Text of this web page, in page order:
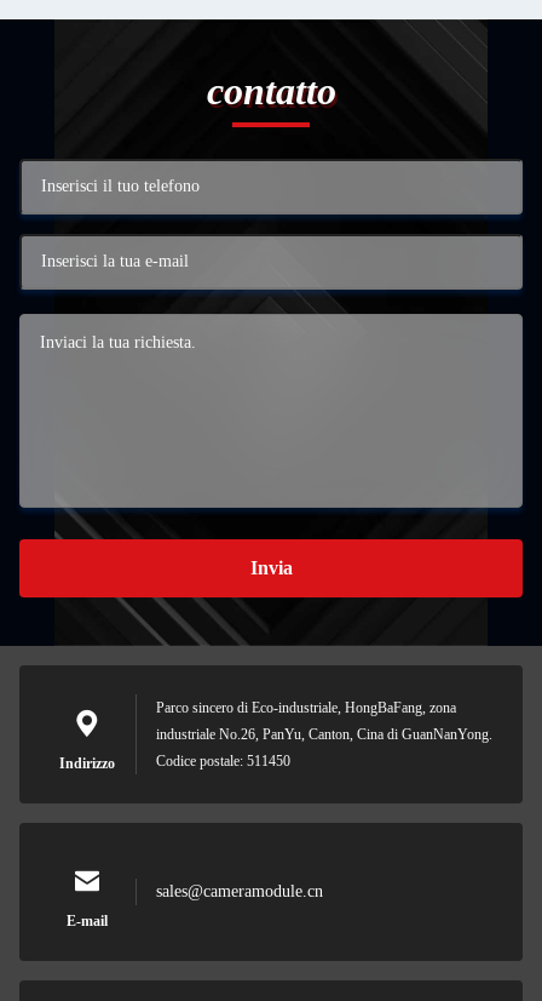
contatto
Invia
Indirizzo
Parco sincero di Eco-industriale, HongBaFang, zona
industriale No.26, PanYu, Canton, Cina di GuanNanYong.
Codice postale: 511450
E-mail
sales@cameramodule.cn